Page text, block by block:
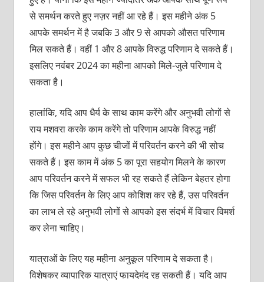
से समर्थन करते हुए नज़र नहीं आ रहे हैं। इस महीने अंक 5
आपके समर्थन में है जबकि 3 और 9 से आपको औसत परिणाम
मिल सकते हैं। वहीं 1 और 8 आपके विरुद्ध परिणाम दे सकते हैं।
इसलिए नवंबर 2024 का महीना आपको मिले-जुले परिणाम दे
सकता है।
हालांकि, यदि आप धैर्य के साथ काम करेंगे और अनुभवी लोगों से
राय मशवरा करके काम करेंगे तो परिणाम आपके विरुद्ध नहीं
होंगे। इस महीने आप कुछ चीजों में परिवर्तन करने की भी सोच
सकते हैं। इस काम में अंक 5 का पूरा सहयोग मिलने के कारण
आप परिवर्तन करने में सफल भी रह सकते हैं लेकिन बेहतर होगा
कि जिस परिवर्तन के लिए आप कोशिश कर रहे हैं, उस परिवर्तन
का लाभ ले रहे अनुभवी लोगों से आपको इस संदर्भ में विचार विमर्श
कर लेना चाहिए।
यात्राओं के लिए यह महीना अनुकूल परिणाम दे सकता है।
विशेषकर व्यापारिक यात्राएं फायदेमंद रह सकती हैं। यदि आप